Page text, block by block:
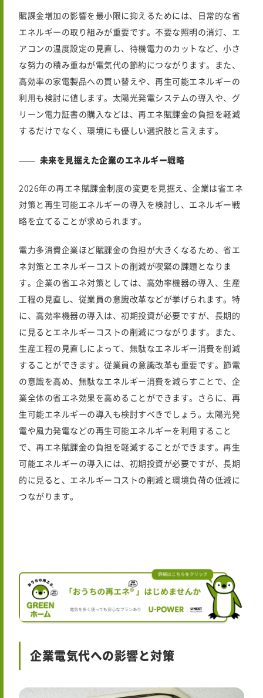
賦課金増加の影響を最小限に抑えるためには、日常的な省
エネルギーの取り組みが重要です。不要な照明の消灯、エ
アコンの温度設定の見直し、待機電力のカットなど、小さ
な努力の積み重ねが電気代の節約につながります。また、
高効率の家電製品への買い替えや、再生可能エネルギーの
利用も検討に値します。太陽光発電システムの導入や、グ
リーン電力証書の購入などは、再エネ賦課金の負担を軽減
するだけでなく、環境にも優しい選択肢と言えます。
未来を見据えた企業のエネルギー戦略
2026年の再エネ賦課金制度の変更を見据え、企業は省エネ
対策と再生可能エネルギーの導入を検討し、エネルギー戦
略を立てることが求められます。
電力多消費企業ほど賦課金の負担が大きくなるため、省エ
ネ対策とエネルギーコストの削減が喫緊の課題となりま
す。企業の省エネ対策としては、高効率機器の導入、生産
工程の見直し、従業員の意識改革などが挙げられます。特
に、高効率機器の導入は、初期投資が必要ですが、長期的
に見るとエネルギーコストの削減につながります。また、
生産工程の見直しによって、無駄なエネルギー消費を削減
することができます。従業員の意識改革も重要です。節電
の意識を高め、無駄なエネルギー消費を減らすことで、企
業全体の省エネ効果を高めることができます。さらに、再
生可能エネルギーの導入も検討すべきでしょう。太陽光発
電や風力発電などの再生可能エネルギーを利用すること
で、再エネ賦課金の負担を軽減することができます。再生
可能エネルギーの導入には、初期投資が必要ですが、長期
的に見ると、エネルギーコストの削減と環境負荷の低減に
つながります。
企業電気代への影響と対策